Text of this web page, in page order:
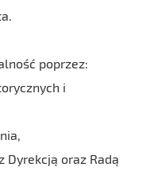
poprzez:
i
Dyrekcją oraz Radą